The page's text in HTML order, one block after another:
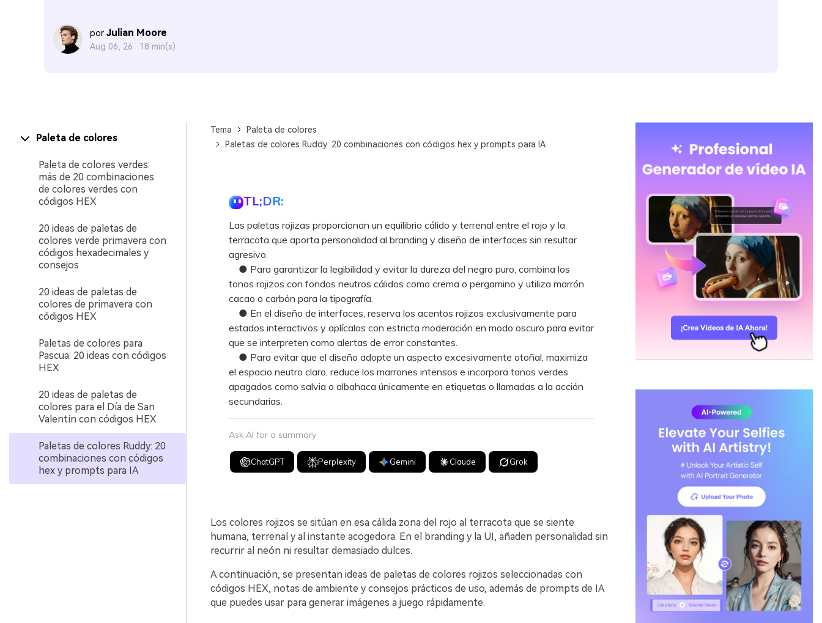
por Julian Moore
Aug 06, 26 · 18 min(s)
Paleta de colores
Paleta de colores verdes:
más de 20 combinaciones
de colores verdes con
códigos HEX
20 ideas de paletas de
colores verde primavera con
códigos hexadecimales y
consejos
20 ideas de paletas de
colores de primavera con
códigos HEX
Paletas de colores para
Pascua: 20 ideas con códigos
HEX
20 ideas de paletas de
colores para el Día de San
Valentín con códigos HEX
Paletas de colores Ruddy: 20
combinaciones con códigos
hex y prompts para IA
Tema
Paleta de colores
Paletas de colores Ruddy: 20 combinaciones con códigos hex y prompts para IA
TL;DR:
Las paletas rojizas proporcionan un equilibrio cálido y terrenal entre el rojo y la
terracota que aporta personalidad al branding y diseño de interfaces sin resultar
agresivo.
● Para garantizar la legibilidad y evitar la dureza del negro puro, combina los
tonos rojizos con fondos neutros cálidos como crema o pergamino y utiliza marrón
cacao o carbón para la tipografía.
● En el diseño de interfaces, reserva los acentos rojizos exclusivamente para
estados interactivos y aplícalos con estricta moderación en modo oscuro para evitar
que se interpreten como alertas de error constantes.
● Para evitar que el diseño adopte un aspecto excesivamente otoñal, maximiza
el espacio neutro claro, reduce los marrones intensos e incorpora tonos verdes
apagados como salvia o albahaca únicamente en etiquetas o llamadas a la acción
secundarias.
Ask AI for a summary
ChatGPT Perplexity Gemini Claude Grok
Los colores rojizos se sitúan en esa cálida zona del rojo al terracota que se siente
humana, terrenal y al instante acogedora. En el branding y la UI, añaden personalidad sin
recurrir al neón ni resultar demasiado dulces.
A continuación, se presentan ideas de paletas de colores rojizos seleccionadas con
códigos HEX, notas de ambiente y consejos prácticos de uso, además de prompts de IA
que puedes usar para generar imágenes a juego rápidamente.